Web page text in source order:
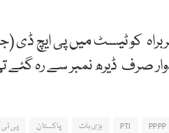
کو ٹیسٹ میں پی ایچ ڈی
صرف ڈیرھ نمبر سے رہ گئے
PPPP
PTI بڑی بات پاکستان پی ٹی